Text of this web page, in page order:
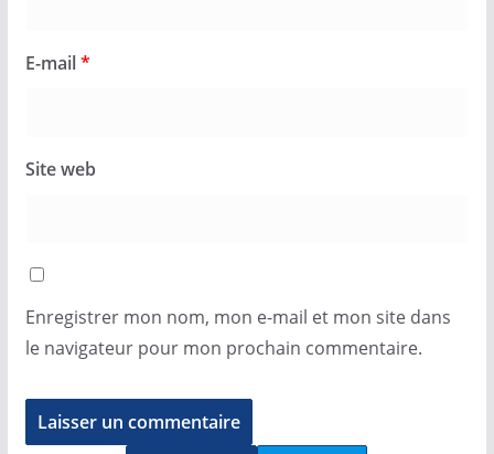
E-mail*
Site web
Enregistrer mon nom, mon e-mail et mon site dans
le navigateur pour mon prochain commentaire.